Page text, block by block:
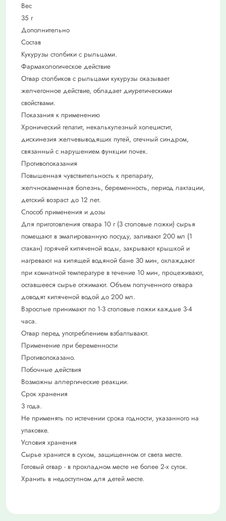
Вес
35 г
Дополнительно
Состав
Кукурузы столбики с рыльцами.
Фармакологическое действие
Отвар столбиков с рыльцами кукурузы оказывает
желчегонное действие, обладает диуретическими
свойствами.
Показания к применению
Хронический гепатит, некалькулезный холецистит,
дискинезия желчевыводящих путей, отечный синдром,
связанный с нарушением функции почек.
Противопоказания
Повышенная чувствительность к препарату,
желчнокаменная болезнь, беременность, период лактации,
детский возраст до 12 лет.
Способ применения и дозы
Для приготовления отвара 10 г (3 столовые ложки) сырья
помещают в эмалированную посуду, заливают 200 мл (1
стакан) горячей кипяченой воды, закрывают крышкой и
нагревают на кипящей водяной бане 30 мин, охлаждают
при комнатной температуре в течение 10 мин, процеживают,
оставшееся сырье отжимают. Объем полученного отвара
доводят кипяченой водой до 200 мл.
Взрослые принимают по 1-3 столовые ложки каждые 3-4
часа.
Отвар перед употреблением взбалтывают.
Применение при беременности
Противопоказано.
Побочные действия
Возможны аллергические реакции.
Срок хранения
3 года.
Не применять по истечении срока годности, указанного на
упаковке.
Условия хранения
Сырье хранится в сухом, защищенном от света месте.
Готовый отвар - в прохладном месте не более 2-х суток.
Хранить в недоступном для детей месте.